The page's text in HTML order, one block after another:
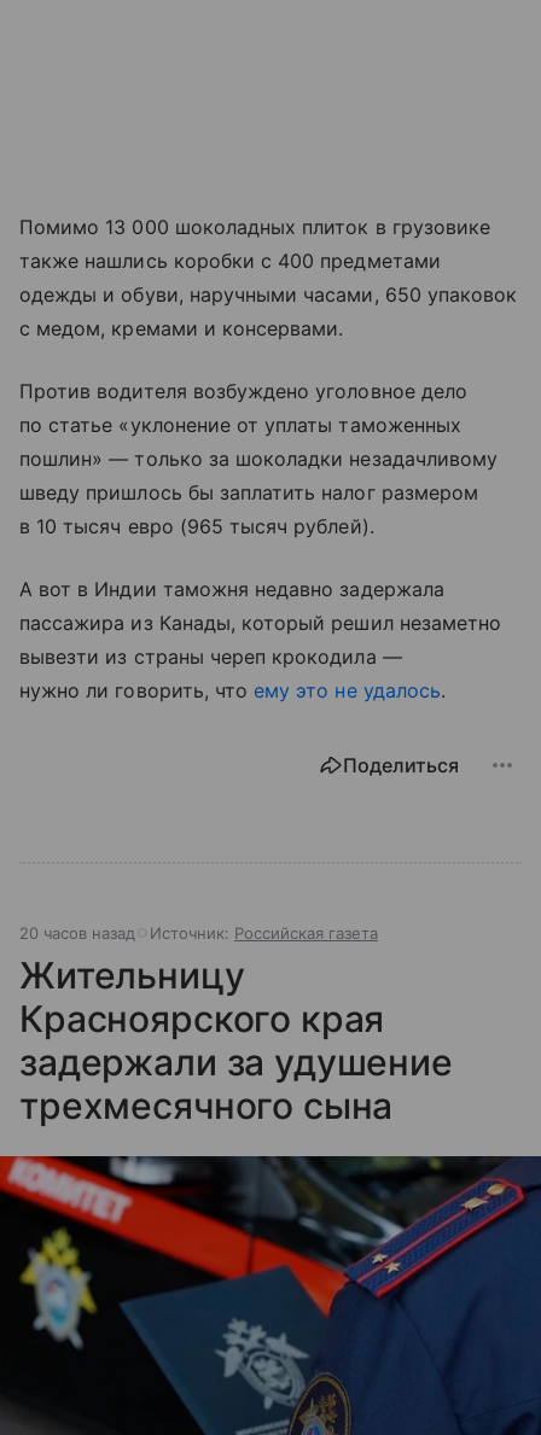
Помимо 13 000 шоколадных плиток в грузовике
также нашлись коробки с 400 предметами
одежды и обуви, наручными часами, 650 упаковок
с медом, кремами и консервами.
Против водителя возбуждено уголовное дело
по статье «уклонение от уплаты таможенных
пошлин» — только за шоколадки незадачливому
шведу пришлось бы заплатить налог размером
в 10 тысяч евро (965 тысяч рублей).
А вот в Индии таможня недавно задержала
пассажира из Канады, который решил незаметно
вывезти из страны череп крокодила —
нужно ли говорить, что ему это не удалось.
Поделиться
20 часов назад Источник: Российская газета
Жительницу
Красноярского края
задержали за удушение
трехмесячного сына